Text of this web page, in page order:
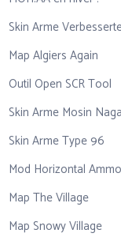
Skin Arme
Map Algiers Again
Outil Open SCR Tool
Skin Arme Mosin
Skin Arme Type 96
Mod Horizontal
Map The Village
Map Snowy Village